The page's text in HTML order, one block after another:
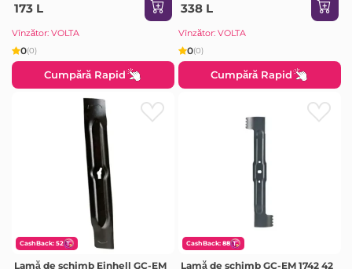
173 L
Vînzător: VOLTA
0(0)
Cumpără Rapid
338 L
Vînzător: VOLTA
0(0)
Cumpără Rapid
CashBack: 52
Lamă de schimb Einhell GC-EM
CashBack: 88
Lamă de schimb GC-EM 1742 42